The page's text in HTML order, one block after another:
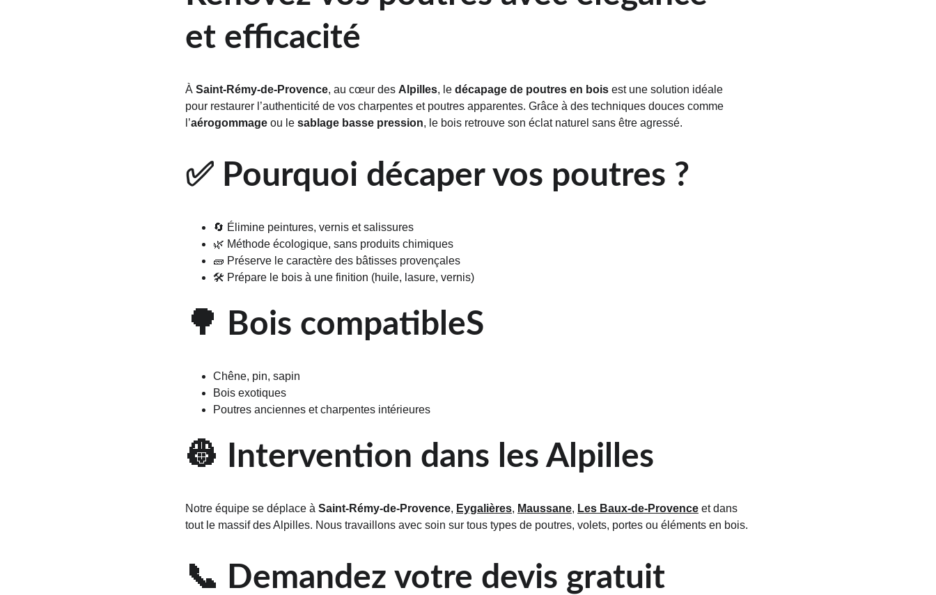
et efficacité
À Saint-Rémy-de-Provence, au cœur des Alpilles, le décapage de poutres en bois est une solution idéale
pour restaurer l’authenticité de vos charpentes et poutres apparentes. Grâce à des techniques douces comme
l’aérogommage ou le sablage basse pression, le bois retrouve son éclat naturel sans être agressé.
✅ Pourquoi décaper vos poutres ?
🔄 Élimine peintures, vernis et salissures
🌿 Méthode écologique, sans produits chimiques
🧱 Préserve le caractère des bâtisses provençales
🛠️ Prépare le bois à une finition (huile, lasure, vernis)
🌳 Bois compatibleS
Chêne, pin, sapin
Bois exotiques
Poutres anciennes et charpentes intérieures
👷 Intervention dans les Alpilles
Notre équipe se déplace à Saint-Rémy-de-Provence, Eygalières, Maussane, Les Baux-de-Provence et dans
tout le massif des Alpilles. Nous travaillons avec soin sur tous types de poutres, volets, portes ou éléments en bois.
📞 Demandez votre devis gratuit